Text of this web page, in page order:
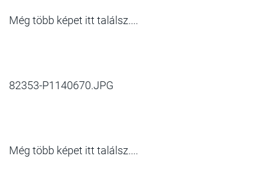
Még több képet itt találsz....
82353-P1140670.JPG
Még több képet itt találsz....